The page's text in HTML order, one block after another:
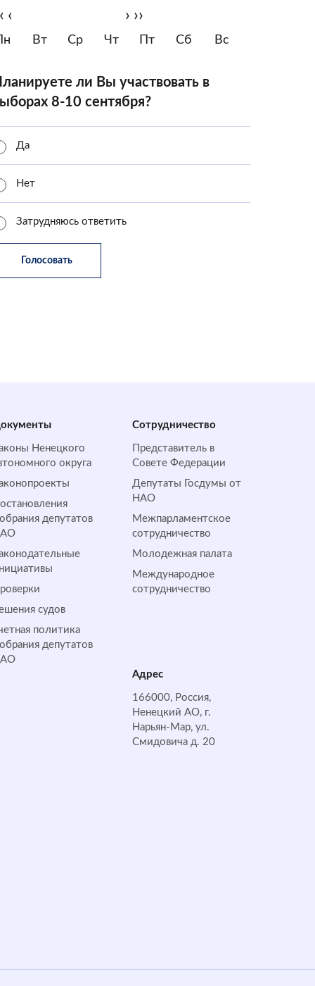
‹ › ››
Вт Ср Чт Пт Сб Вс
ли Вы участвовать в
8-10 сентября?
Да
Нет
Затрудняюсь ответить
Ненецкого
округа
депутатов
судов
политика
депутатов
Сотрудничество
Представитель в
Совете Федерации
Депутаты Госдумы от
НАО
Межпарламентское
сотрудничество
Молодежная палата
Международное
сотрудничество
Адрес
166000, Россия,
Ненецкий АО, г.
Нарьян-Мар, ул.
Смидовича д. 20